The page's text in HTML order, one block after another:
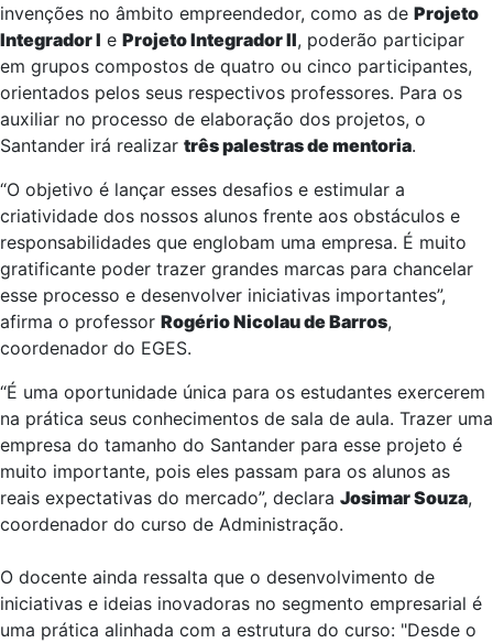
invenções no âmbito empreendedor, como as de Projeto
Integrador I e Projeto Integrador II, poderão participar
em grupos compostos de quatro ou cinco participantes,
orientados pelos seus respectivos professores. Para os
auxiliar no processo de elaboração dos projetos, o
Santander irá realizar três palestras de mentoria.
“O objetivo é lançar esses desafios e estimular a
criatividade dos nossos alunos frente aos obstáculos e
responsabilidades que englobam uma empresa. É muito
gratificante poder trazer grandes marcas para chancelar
esse processo e desenvolver iniciativas importantes”,
afirma o professor Rogério Nicolau de Barros,
coordenador do EGES.
“É uma oportunidade única para os estudantes exercerem
na prática seus conhecimentos de sala de aula. Trazer uma
empresa do tamanho do Santander para esse projeto é
muito importante, pois eles passam para os alunos as
reais expectativas do mercado”, declara Josimar Souza,
coordenador do curso de Administração.
O docente ainda ressalta que o desenvolvimento de
iniciativas e ideias inovadoras no segmento empresarial é
uma prática alinhada com a estrutura do curso: "Desde o